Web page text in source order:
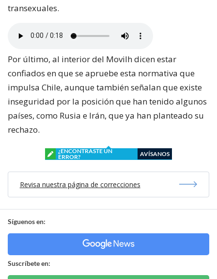
transexuales.
Por último, al interior del Movilh dicen estar
confiados en que se apruebe esta normativa que
impulsa Chile, aunque también señalan que existe
inseguridad por la posición que han tenido algunos
países, como Rusia e Irán, que ya han planteado su
rechazo.
¿ENCONTRASTE UN
ERROR?
AVÍSANOS
Revisa nuestra página de correcciones
Síguenos en:
Suscríbete en: